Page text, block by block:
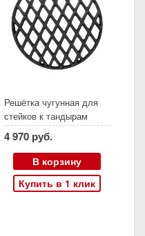
Решётка чугунная для
стейков к тандырам
Сармат Восточный и
Викинг (Д33,5 см)
4 970 руб.
В корзину
Купить в 1 клик